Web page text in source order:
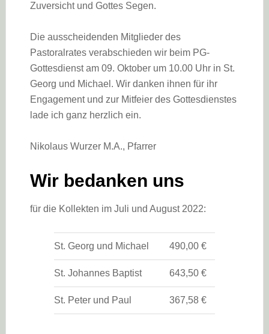
Zuversicht und Gottes Segen.
Die ausscheidenden Mitglieder des
Pastoralrates verabschieden wir beim PG-
Gottesdienst am 09. Oktober um 10.00 Uhr in St.
Georg und Michael. Wir danken ihnen für ihr
Engagement und zur Mitfeier des Gottesdienstes
lade ich ganz herzlich ein.
Nikolaus Wurzer M.A., Pfarrer
Wir bedanken uns
für die Kollekten im Juli und August 2022:
St. Georg und Michael 490,00 €
St. Johannes Baptist 643,50 €
St. Peter und Paul 367,58 €